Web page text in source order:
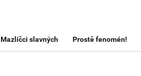
Mazlíčci slavných Prostě fenomén!